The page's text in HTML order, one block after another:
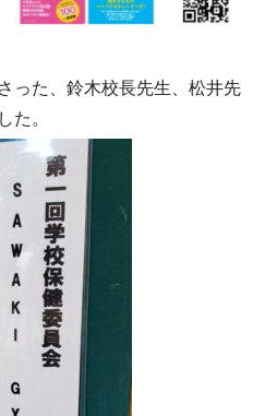
った、鈴木校長先生、松井先
た。